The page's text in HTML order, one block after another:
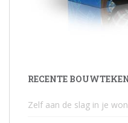
RECENTE
Zelf aan de slag in je